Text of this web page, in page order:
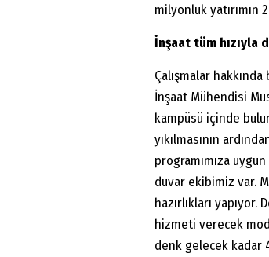
milyonluk yatırımın
İnşaat tüm hızıyla
Çalışmalar
İnşaat Mühendisi
kampüsü içinde
yıkılmasının
programımıza
duvar ekibimiz var.
hazırlıkları
hizmeti verecek
denk gelecek kadar